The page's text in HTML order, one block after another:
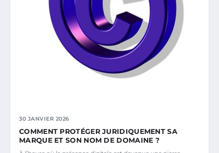
30 JANVIER 2026
COMMENT PROTÉGER JURIDIQUEMENT SA
MARQUE ET SON NOM DE DOMAINE ?